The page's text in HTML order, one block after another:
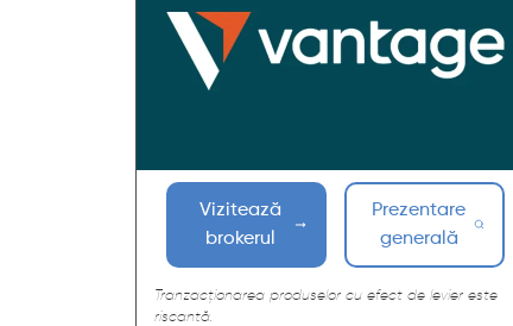
Vizitează
brokerul
Prezentare
generală
Tranzacționarea produselor cu efect de levier este
riscantă.